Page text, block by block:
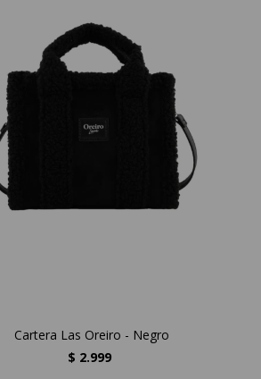
Cartera Las Oreiro - Negro
$ 2.999